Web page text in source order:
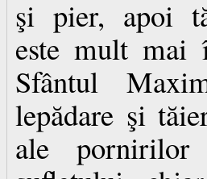
şi pier, apoi
este mult mai
Sfântul
lepădare şi
ale